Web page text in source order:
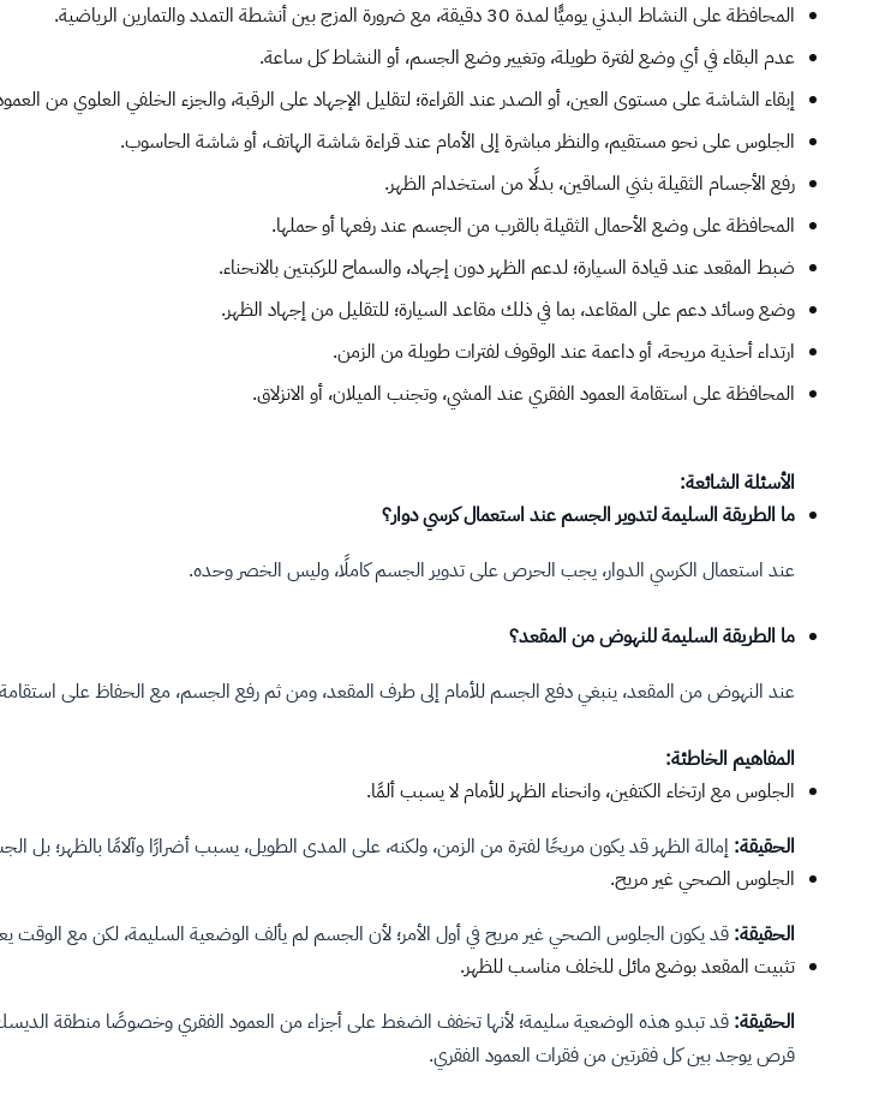
​المحافظة على النشاط البدني يوميًّا لمدة 30 دقيقة، مع ضرورة المزج بين أنشطة التمدد والتمارين الرياضية.
عدم البقاء في أي وضع لفترة طويلة، وتغيير وضع الجسم، أو النشاط كل ساعة.
إبقاء الشاشة على مستوى العين، أو الصدر عند القراءة؛ لتقليل الإجهاد على الرقبة، والجزء الخلفي العلوي من
الجلوس على نحو مستقيم، والنظر مباشرة إلى الأمام عند قراءة شاشة الهاتف، أو شاشة الحاسوب.
رفع الأجسام الثقيلة بثني الساقين، بدلًا من استخدام الظهر.
المحافظة على وضع الأحمال الثقيلة بالقرب من الجسم عند رفعها أو حملها.
ضبط المقعد عند قيادة السيارة؛ لدعم الظهر دون إجهاد، والسماح للركبتين بالانحناء.
وضع وسائد دعم على المقاعد، بما في ذلك مقاعد السيارة؛ للتقليل من إجهاد الظهر.
ارتداء أحذية مريحة، أو داعمة عند الوقوف لفترات طويلة من الزمن.
المحافظة على استقامة العمود الفقري عند المشي، وتجنب الميلان، أو الانزلاق.
الأسئلة الشائعة:
​ما الطريقة السليمة لتدوير الجسم عند استعمال كرسي دوار؟
عند استعمال الكرسي الدوار، يجب الحرص على تدوير الجسم كاملًا، وليس الخصر وحده.
ما الطريقة السليمة للنهوض من المقعد؟
عند النهوض من المقعد، ينبغي دفع الجسم للأمام إلى طرف المقعد، ومن ثم رفع الجسم، مع الحفاظ على
المفاهيم الخاطئة:
الجلوس مع ارتخاء الكتفين، وانحناء الظهر للأمام لا يسبب ألمًا.
الحقيقة: إمالة الظهر قد يكون مريحًا لفترة من الزمن، ولكنه، على المدى الطويل، يسبب أضرارًا وآلامًا بالظهر؛ بل
الجلوس الصحي غير مريح.
الحقيقة: قد يكون الجلوس الصحي غير مريح في أول الأمر؛ لأن الجسم لم يألف الوضعية السليمة، لكن مع
تثبيت المقعد بوضع مائل للخلف مناسب للظهر.
الحقيقة: قد تبدو هذه الوضعية سليمة؛ لأنها تخفف الضغط على أجزاء من العمود الفقري وخصوصًا منطقة الديسك،
قرص يوجد بين كل فقرتين من فقرات العمود الفقري.